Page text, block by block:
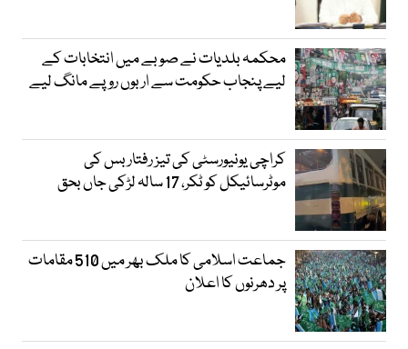
محکمہ بلدیات نے صوبے میں انتخابات کے
لیے پنجاب حکومت سے اربوں روپے مانگ لیے
کراچی یونیورسٹی کی تیز رفتار بس کی
موٹرسائیکل کو ٹکر، 17 سالہ لڑکی جاں بحق
جماعت اسلامی کا ملک بھر میں 510 مقامات
پر دھرنوں کا اعلان